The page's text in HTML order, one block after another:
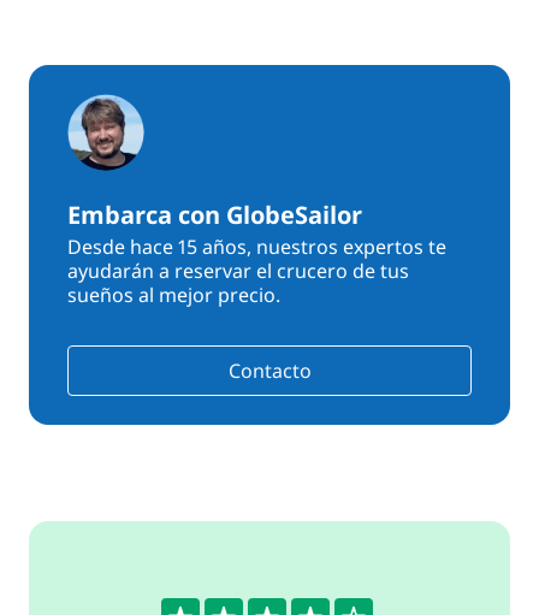
Embarca con GlobeSailor
Desde hace 15 años, nuestros expertos te
ayudarán a reservar el crucero de tus
sueños al mejor precio.
Contacto
4.2